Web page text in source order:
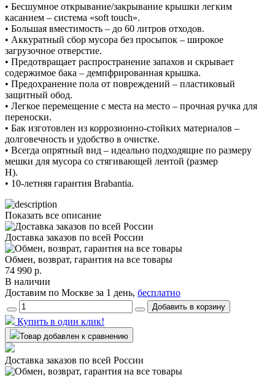
• Бесшумное открывание/закрывание крышки легким
касанием – система «soft touch».
• Большая вместимость – до 60 литров отходов.
• Аккуратный сбор мусора без просыпок – широкое
загрузочное отверстие.
• Предотвращает распространение запахов и скрывает
содержимое бака – демпфрированная крышка.
• Предохранение пола от повреждений – пластиковый
защитный обод.
• Легкое перемещение с места на место – прочная ручка для
переноски.
• Бак изготовлен из коррозионно-стойких материалов –
долговечность и удобство в очистке.
• Всегда опрятный вид – идеально подходящие по размеру
мешки для мусора со стягивающей лентой (размер
H).
• 10-летняя гарантия Brabantia.
Показать все описание
Доставка заказов по всей России
Обмен, возврат, гарантия на все товары
74 990 р.
В наличии
Доставим по Москве за 1 день, бесплатно
Добавить в корзину
Купить в один клик!
Товар добавлен к сравнению
Доставка заказов по всей России